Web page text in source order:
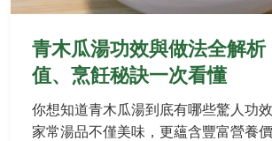
青木瓜湯功效與做法全解析
值、烹飪秘訣一次看懂
你想知道青木瓜湯到底有哪些驚人功
家常湯品不僅美味，更蘊含豐富營養